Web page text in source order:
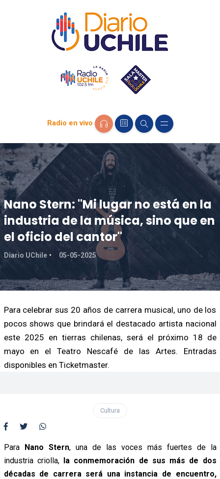
Radio en vivo
Nano Stern: "Mi lugar no está en la
industria de la música, sino que en
el oficio del cantor"
Diario UChile 05-05-2025
Para celebrar sus 20 años de carrera musical, uno de los
pocos shows que brindará el destacado artista nacional
este 2025 en tierras chilenas, será el próximo 18 de
mayo en el Teatro Nescafé de las Artes. Entradas
disponibles en Ticketmaster.
Cultura
Para Nano Stern, una de las voces más fuertes de la
industria criolla, la conmemoración de sus más de dos
décadas de carrera será una instancia de encuentro,